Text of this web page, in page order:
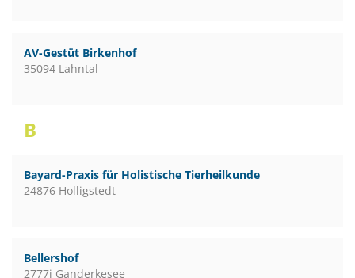
AV-Gestüt Birkenhof
35094 Lahntal
B
Bayard-Praxis für Holistische Tierheilkunde
24876 Holligstedt
Bellershof
2777i Ganderkesee